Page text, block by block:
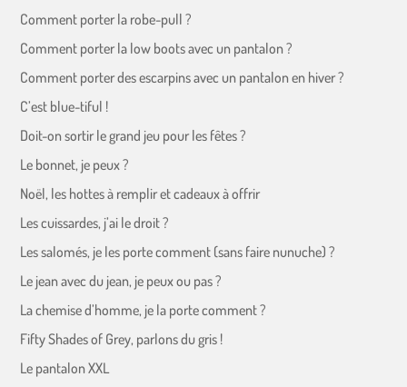
Comment porter la robe-pull ?
Comment porter la low boots avec un pantalon ?
Comment porter des escarpins avec un pantalon en hiver ?
C’est blue-tiful !
Doit-on sortir le grand jeu pour les fêtes ?
Le bonnet, je peux ?
Noël, les hottes à remplir et cadeaux à offrir
Les cuissardes, j’ai le droit ?
Les salomés, je les porte comment (sans faire nunuche) ?
Le jean avec du jean, je peux ou pas ?
La chemise d’homme, je la porte comment ?
Fifty Shades of Grey, parlons du gris !
Le pantalon XXL